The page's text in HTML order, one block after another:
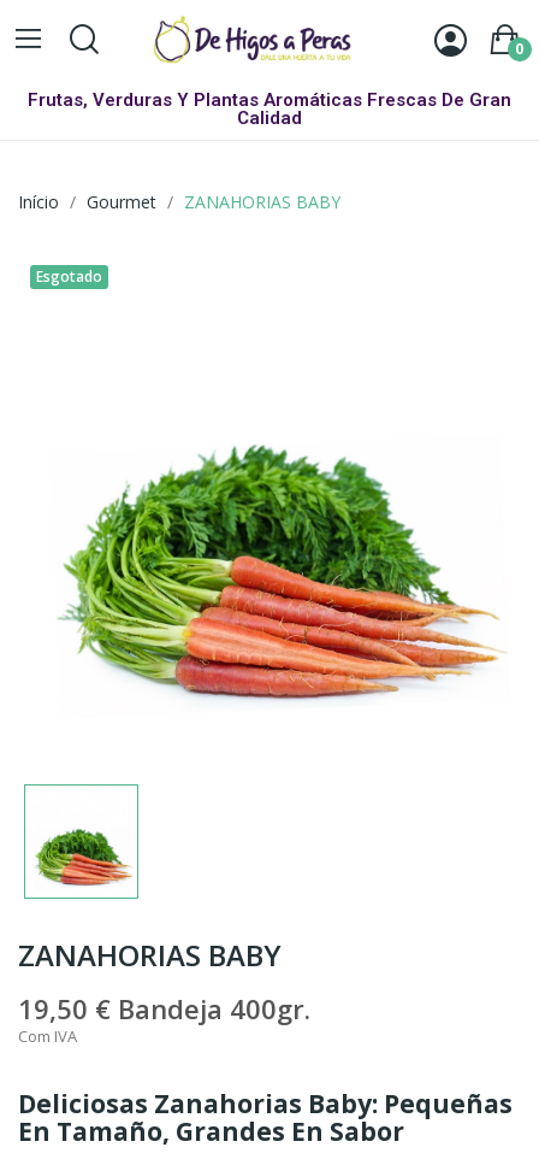
0
Frutas, Verduras Y Plantas Aromáticas Frescas De Gran
Calidad
Início Gourmet ZANAHORIAS BABY
Esgotado
ZANAHORIAS BABY
19,50 € Bandeja 400gr.
Com IVA
Deliciosas Zanahorias Baby: Pequeñas
En Tamaño, Grandes En Sabor